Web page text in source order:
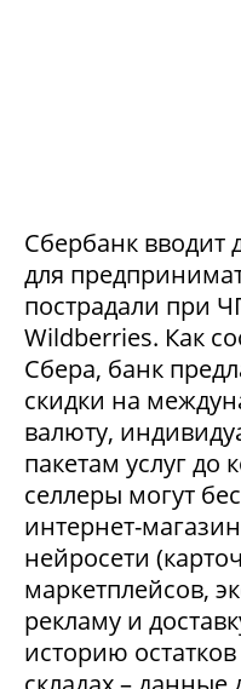
Сбербанк
для
пострадали при
Wildberries. Как
Сбера, банк
скидки на
валюту,
пакетам услуг до
селлеры могут
интернет-
нейросети
маркетплейсов,
рекламу и
историю